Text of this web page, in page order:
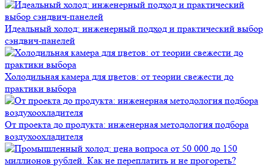
Идеальный холод: инженерный подход и практический выбор
сэндвич-панелей
Холодильная камера для цветов: от теории свежести до
практики выбора
От проекта до продукта: инженерная методология подбора
воздухоохладителя